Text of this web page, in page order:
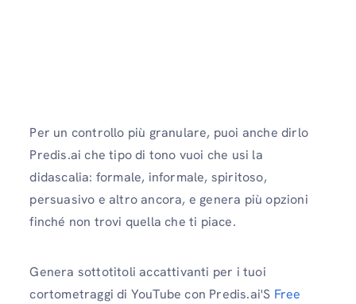
Per un controllo più granulare, puoi anche dirlo
Predis.ai che tipo di tono vuoi che usi la
didascalia: formale, informale, spiritoso,
persuasivo e altro ancora, e genera più opzioni
finché non trovi quella che ti piace.
Genera sottotitoli accattivanti per i tuoi
cortometraggi di YouTube con Predis.ai'S Free